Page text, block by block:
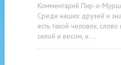
Комментарий Пир-о-
Среди наших друзей и
есть такой человек,
силой и весом, и …